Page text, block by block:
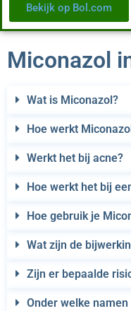
Bekijk op Bol.com
Miconazol
Wat is Miconazol?
Hoe werkt
Werkt het bij acne?
Hoe werkt het bij
Hoe gebruik je
Wat zijn de
Zijn er bepaalde
Onder welke